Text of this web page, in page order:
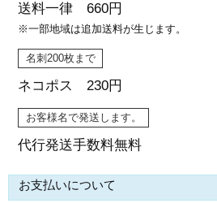
送料一律 660円
※一部地域は追加送料が生じます。
名刺200枚まで
ネコポス 230円
お客様名で発送します。
代行発送手数料無料
お支払いについて